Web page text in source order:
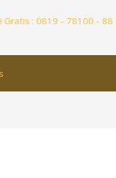
Gratis : 0819 - 78100 - 88